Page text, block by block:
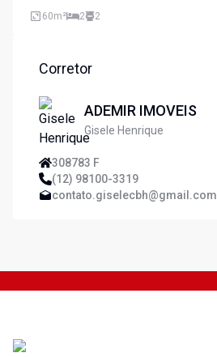
60m² 2 2
Corretor
ADEMIR IMOVEIS
Gisele Henrique
308783 F
(12) 98100-3319
contato.giselecbh@gmail.com